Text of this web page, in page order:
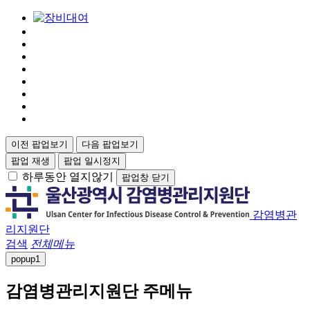
이전 팝업보기
다음 팝업보기
팝업 재생
팝업 일시정지
하루동안 열지않기 팝업창 닫기
감염병관
리지원단
검색 전체메뉴
popup1
감염병관리지원단 주메뉴